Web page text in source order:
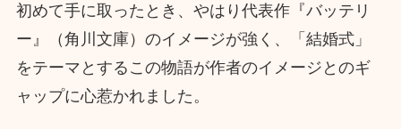
初めて手に取ったとき、やはり代表作『バッテリ
ー』（角川文庫）のイメージが強く、「結婚式」
をテーマとするこの物語が作者のイメージとのギ
ャップに心惹かれました。